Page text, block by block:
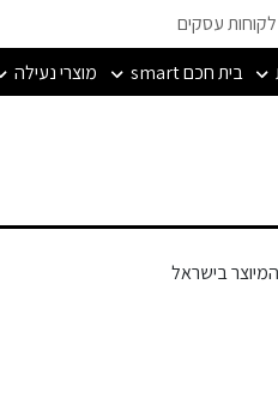
עסקים
בית חכם smart מוצרי נעילה
בישראל